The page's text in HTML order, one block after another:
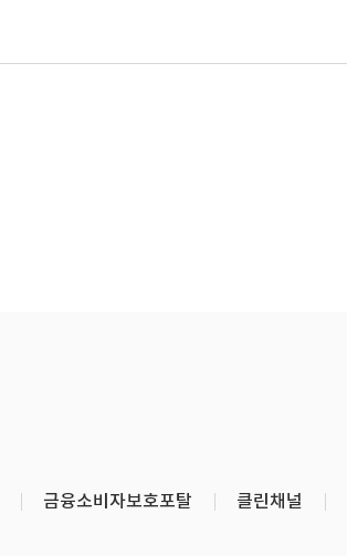
금융소비자보호포탈 클린채널